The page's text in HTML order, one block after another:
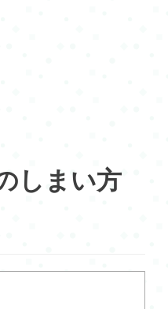
しまい方